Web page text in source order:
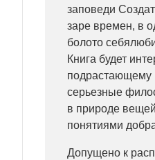
заповеди
заре времен, в
болото
Книга будет
подрастающему
серьезные
в природе вещей
понятиями
Допущено к